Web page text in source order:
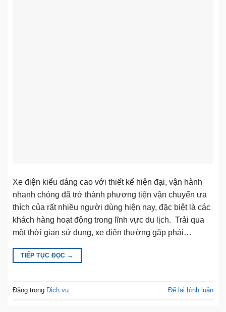
Xe điện kiểu dáng cao với thiết kế hiện đại, vận hành
nhanh chóng đã trở thành phương tiện vận chuyển ưa
thích của rất nhiều người dùng hiện nay, đặc biệt là các
khách hàng hoạt động trong lĩnh vực du lịch. Trải qua
một thời gian sử dụng, xe điện thường gặp phải…
TIẾP TỤC ĐỌC →
Đăng trong Dịch vụ Để lại bình luận